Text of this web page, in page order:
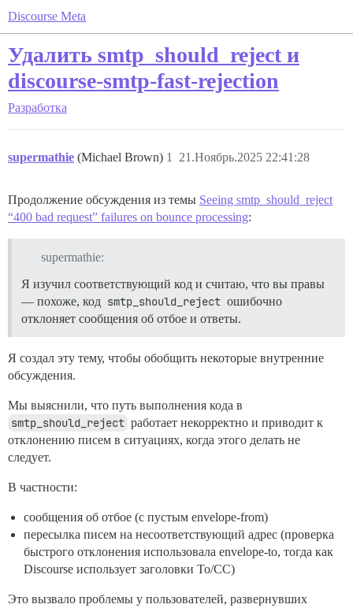
Discourse Meta
Удалить smtp_should_reject и
discourse-smtp-fast-rejection
Разработка
supermathie (Michael Brown) 21.Ноябрь.2025 22:41:28
1
Продолжение обсуждения из темы Seeing smtp_should_reject
“400 bad request” failures on bounce processing:
supermathie:
Я изучил соответствующий код и считаю, что вы правы
— похоже, код smtp_should_reject ошибочно
отклоняет сообщения об отбое и ответы.
Я создал эту тему, чтобы обобщить некоторые внутренние
обсуждения.
Мы выяснили, что путь выполнения кода в
smtp_should_reject работает некорректно и приводит к
отклонению писем в ситуациях, когда этого делать не
следует.
В частности:
сообщения об отбое (с пустым envelope-from)
пересылка писем на несоответствующий адрес (проверка
быстрого отклонения использовала envelope-to, тогда как
Discourse использует заголовки To/CC)
Это вызвало проблемы у пользователей, развернувших